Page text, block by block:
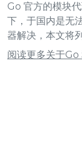
Go 官方的模块
下，于国内是无
器解决，本文将
样适用于 Hugo
阅读更多关于Go